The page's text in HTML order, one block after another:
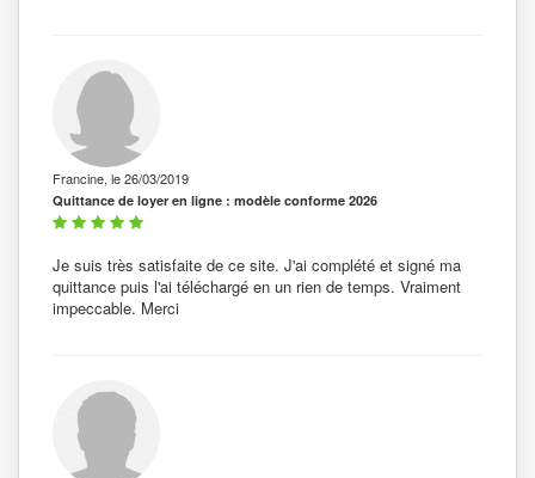
Francine, le 26/03/2019
Quittance de loyer en ligne : modèle conforme 2026
Je suis très satisfaite de ce site. J'ai complété et signé ma
quittance puis l'ai téléchargé en un rien de temps. Vraiment
impeccable. Merci